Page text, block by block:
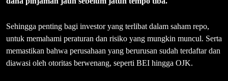
Sehingga penting bagi investor yang terlibat dalam saham repo,
untuk memahami peraturan dan risiko yang mungkin muncul. Serta
memastikan bahwa perusahaan yang berurusan sudah terdaftar dan
diawasi oleh otoritas berwenang, seperti BEI hingga OJK.